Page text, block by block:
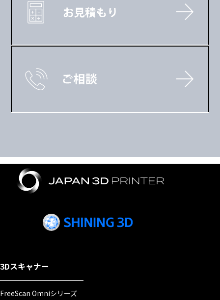
3Dスキャナー
FreeScan Omniシリーズ